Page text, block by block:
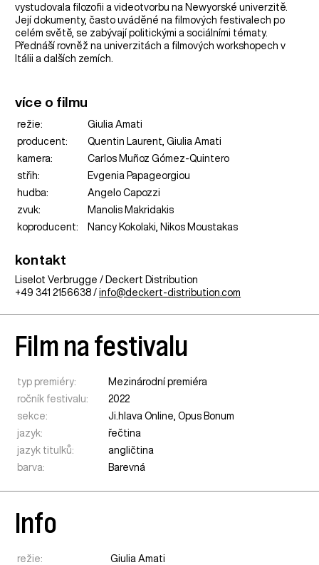
vystudovala filozofii a videotvorbu na Newyorské univerzitě.
Její dokumenty, často uváděné na filmových festivalech po
celém světě, se zabývají politickými a sociálními tématy.
Přednáší rovněž na univerzitách a filmových workshopech v
Itálii a dalších zemích.
více o filmu
režie:
Giulia Amati
producent:
Quentin Laurent, Giulia Amati
kamera:
Carlos Muñoz Gómez-Quintero
střih:
Evgenia Papageorgiou
hudba:
Angelo Capozzi
zvuk:
Manolis Makridakis
koproducent:
Nancy Kokolaki, Nikos Moustakas
kontakt
Liselot Verbrugge / Deckert Distribution
+49 341 2156638 /info@deckert-distribution.com
Film na festivalu
typ premiéry:
Mezinárodní premiéra
ročník festivalu:
2022
sekce:
Ji.hlava Online,Opus Bonum
jazyk:
řečtina
jazyk titulků:
angličtina
barva:
Barevná
Info
režie:
Giulia Amati